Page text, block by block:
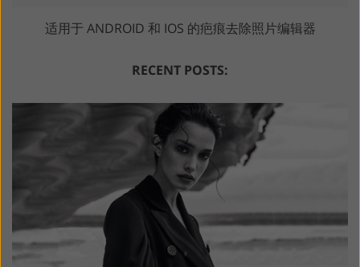
适用于 ANDROID 和 IOS 的疤痕去除照片编辑器
RECENT POSTS: